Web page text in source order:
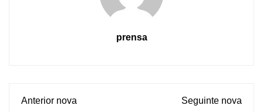
prensa
Anterior nova
Seguinte nova